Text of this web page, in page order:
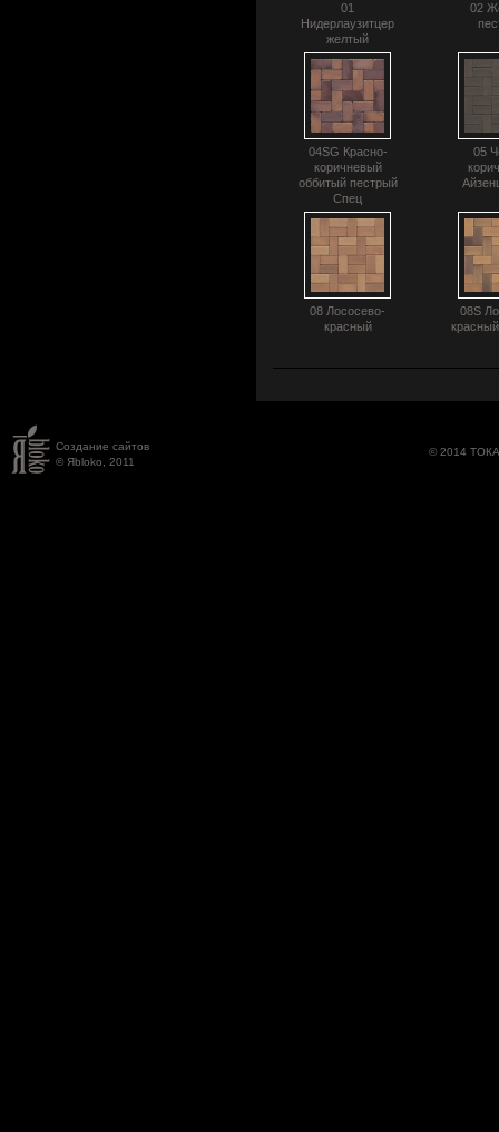
01
Нидерлаузитцер
желтый
02
04SG Красно-
коричневый
оббитый пестрый
Спец
05
08 Лососево-
красный
08S
Создание сайтов
© Яbloko, 2011
© 2014